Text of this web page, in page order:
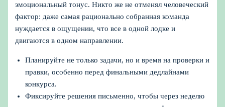
эмоциональный тонус. Никто же не отменял человеческий
фактор: даже самая рационально собранная команда
нуждается в ощущении, что все в одной лодке и
двигаются в одном направлении.
Планируйте не только задачи, но и время на проверки и
правки, особенно перед финальными дедлайнами
конкурса.
Фиксируйте решения письменно, чтобы через неделю